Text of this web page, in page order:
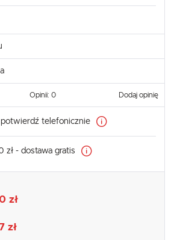
Opinii: 0 Dodaj opinię
potwierdź telefonicznie
zł - dostawa gratis
zł
zł